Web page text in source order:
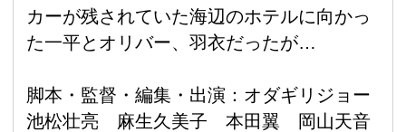
カーが残されていた海辺のホテルに向かっ
た一平とオリバー、羽衣だったが…
脚本・監督・編集・出演：オダギリジョー
池松壮亮 麻生久美子 本田翼 岡山天音